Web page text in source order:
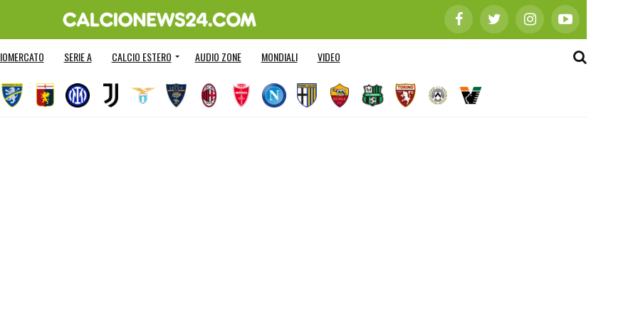
SERIE A CALCIO ESTERO AUDIO ZONE MONDIALI VIDEO